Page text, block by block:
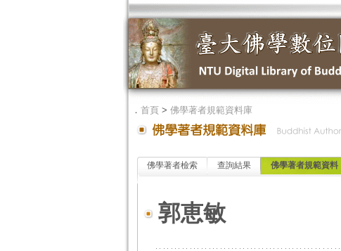
． 首頁> 佛學著者規範資料庫
佛學著者檢索 查詢結果 佛學著者規範資料
郭恵敏